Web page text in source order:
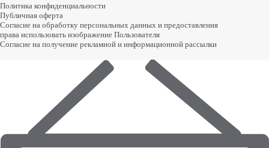
Политика конфиденциальности
Публичная оферта
Согласие на обработку персональных данных и предоставления
права использовать изображение Пользователя
Согласие на получение рекламной и информационной рассылки